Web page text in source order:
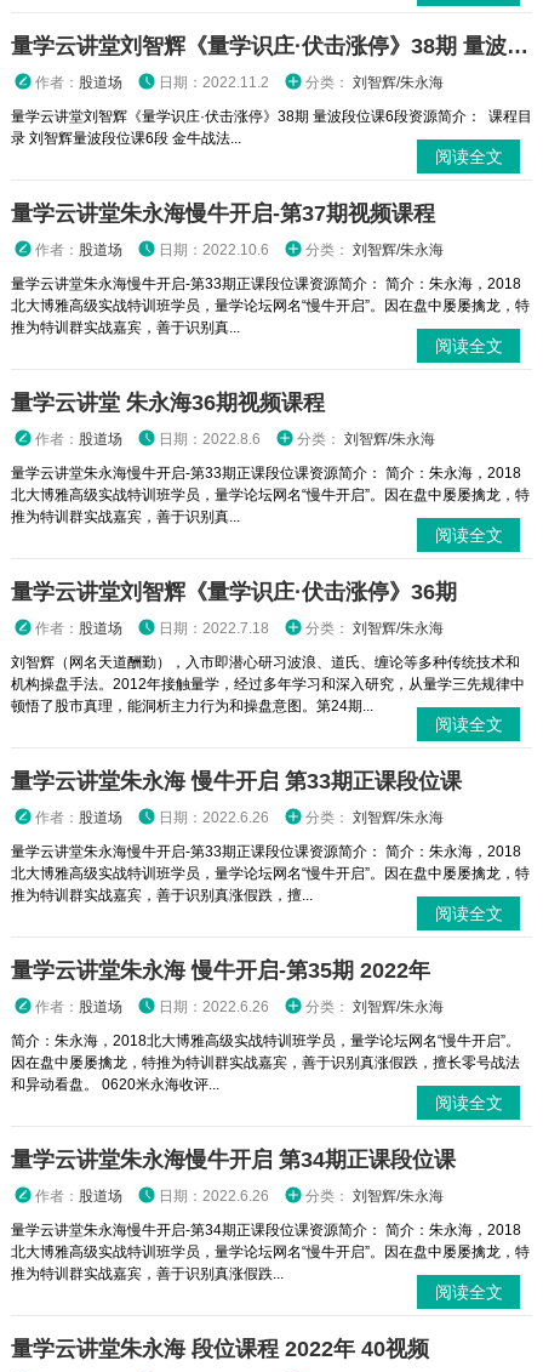
量学云讲堂刘智辉《量学识庄·伏击涨停》38期 量波段位课6段
作者： 股道场 日期：2022.11.2 分类： 刘智辉/朱永海
量学云讲堂刘智辉《量学识庄·伏击涨停》38期 量波段位课6段资源简介： 课程目
录 刘智辉量波段位课6段 金牛战法...
阅读全文
量学云讲堂朱永海慢牛开启-第37期视频课程
作者： 股道场 日期：2022.10.6 分类： 刘智辉/朱永海
量学云讲堂朱永海慢牛开启-第33期正课段位课资源简介： 简介：朱永海，2018
北大博雅高级实战特训班学员，量学论坛网名“慢牛开启”。因在盘中屡屡擒龙，特
推为特训群实战嘉宾，善于识别真...
阅读全文
量学云讲堂 朱永海36期视频课程
作者： 股道场 日期：2022.8.6 分类： 刘智辉/朱永海
量学云讲堂朱永海慢牛开启-第33期正课段位课资源简介： 简介：朱永海，2018
北大博雅高级实战特训班学员，量学论坛网名“慢牛开启”。因在盘中屡屡擒龙，特
推为特训群实战嘉宾，善于识别真...
阅读全文
量学云讲堂刘智辉《量学识庄·伏击涨停》36期
作者： 股道场 日期：2022.7.18 分类： 刘智辉/朱永海
刘智辉（网名天道酬勤），入市即潜心研习波浪、道氏、缠论等多种传统技术和
机构操盘手法。2012年接触量学，经过多年学习和深入研究，从量学三先规律中
顿悟了股市真理，能洞析主力行为和操盘意图。第24期...
阅读全文
量学云讲堂朱永海 慢牛开启 第33期正课段位课
作者： 股道场 日期：2022.6.26 分类： 刘智辉/朱永海
量学云讲堂朱永海慢牛开启-第33期正课段位课资源简介： 简介：朱永海，2018
北大博雅高级实战特训班学员，量学论坛网名“慢牛开启”。因在盘中屡屡擒龙，特
推为特训群实战嘉宾，善于识别真涨假跌，擅...
阅读全文
量学云讲堂朱永海 慢牛开启-第35期 2022年
作者： 股道场 日期：2022.6.26 分类： 刘智辉/朱永海
简介：朱永海，2018北大博雅高级实战特训班学员，量学论坛网名“慢牛开启”。
因在盘中屡屡擒龙，特推为特训群实战嘉宾，善于识别真涨假跌，擅长零号战法
和异动看盘。 0620米永海收评...
阅读全文
量学云讲堂朱永海慢牛开启 第34期正课段位课
作者： 股道场 日期：2022.6.26 分类： 刘智辉/朱永海
量学云讲堂朱永海慢牛开启-第34期正课段位课资源简介： 简介：朱永海，2018
北大博雅高级实战特训班学员，量学论坛网名“慢牛开启”。因在盘中屡屡擒龙，特
推为特训群实战嘉宾，善于识别真涨假跌...
阅读全文
量学云讲堂朱永海 段位课程 2022年 40视频